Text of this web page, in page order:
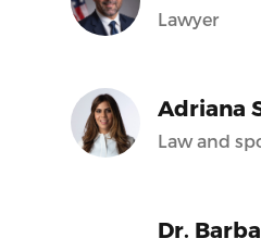
Lawyer
Adriana
Law and
Dr.